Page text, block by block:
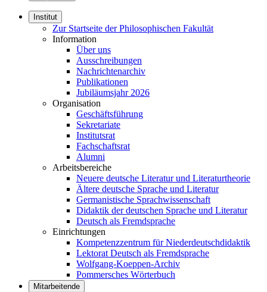
Institut
Zur Startseite der Philosophischen Fakultät
Information
Über uns
Ausschreibungen
Nachrichtenarchiv
Publikationen
Jubiläumsjahr 2026
Organisation
Geschäftsführung
Sekretariate
Institutsrat
Fachschaftsrat
Alumni
Arbeitsbereiche
Neuere deutsche Literatur und Literaturtheorie
Ältere deutsche Sprache und Literatur
Germanistische Sprachwissenschaft
Didaktik der deutschen Sprache und Literatur
Deutsch als Fremdsprache
Einrichtungen
Kompetenzzentrum für Niederdeutschdidaktik
Lektorat Deutsch als Fremdsprache
Wolfgang-Koeppen-Archiv
Pommersches Wörterbuch
Mitarbeitende